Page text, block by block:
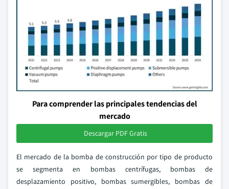
Para comprender las principales tendencias del
mercado
Descargar PDF Gratis
El mercado de la bomba de construcción por tipo de producto
se segmenta en bombas centrífugas, bombas de
desplazamiento positivo, bombas sumergibles, bombas de